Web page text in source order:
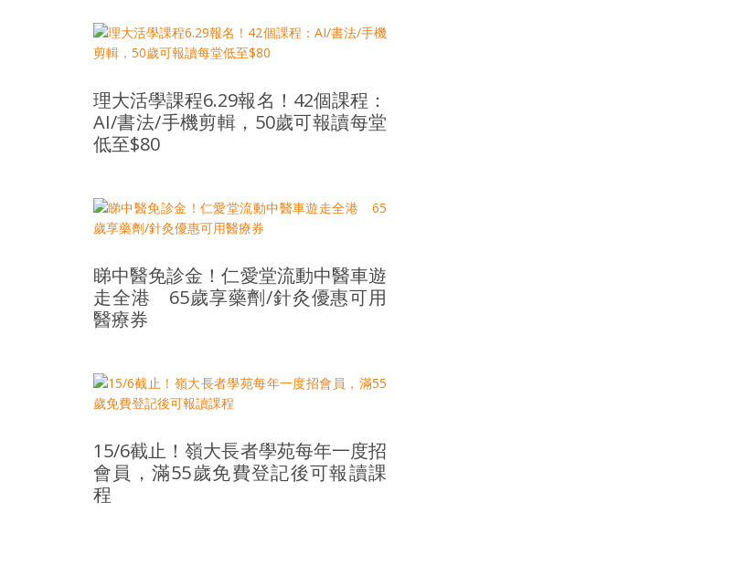
理大活學課程6.29報名！42個課程：
AI/書法/手機剪輯，50歲可報讀每堂
低至$80
睇中醫免診金！仁愛堂流動中醫車遊
走全港 65歲享藥劑/針灸優惠可用
醫療券
15/6截止！嶺大長者學苑每年一度招
會員，滿55歲免費登記後可報讀課
程